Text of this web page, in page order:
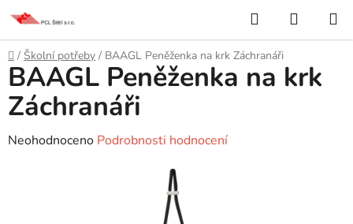
Přejít
obsah
Hledat
KOŠÍK
Domů
/ Školní potřeby / BAAGL Peněženka na krk Záchranáři
BAAGL Peněženka na krk
Záchranáři
Průměrné
Neohodnoceno Podrobnosti hodnocení